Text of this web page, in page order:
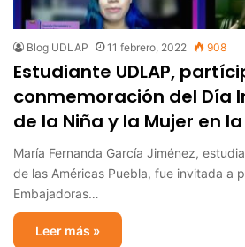
Blog UDLAP 11 febrero, 2022 908
Estudiante UDLAP,
conmemoración del Día
de la Niña y la Mujer en
María Fernanda García Jiménez,
de las Américas Puebla, fue invitada a
Embajadoras…
Leer más »